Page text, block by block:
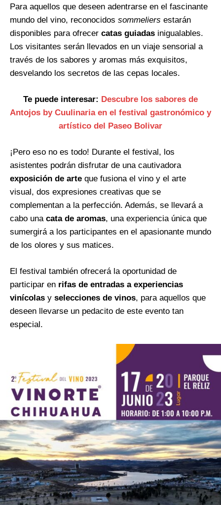
Para aquellos que deseen adentrarse en el fascinante
mundo del vino, reconocidos sommeliers estarán
disponibles para ofrecer catas guiadas inigualables.
Los visitantes serán llevados en un viaje sensorial a
través de los sabores y aromas más exquisitos,
desvelando los secretos de las cepas locales.
Te puede interesar: Descubre los sabores de
Antojos by Cuulinaria en el festival gastronómico y
artístico del Paseo Bolivar
¡Pero eso no es todo! Durante el festival, los
asistentes podrán disfrutar de una cautivadora
exposición de arte que fusiona el vino y el arte
visual, dos expresiones creativas que se
complementan a la perfección. Además, se llevará a
cabo una cata de aromas, una experiencia única que
sumergirá a los participantes en el apasionante mundo
de los olores y sus matices.
El festival también ofrecerá la oportunidad de
participar en rifas de entradas a experiencias
vinícolas y selecciones de vinos, para aquellos que
deseen llevarse un pedacito de este evento tan
especial.